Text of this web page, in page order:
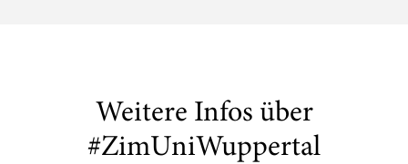
Weitere Infos über
#ZimUniWuppertal